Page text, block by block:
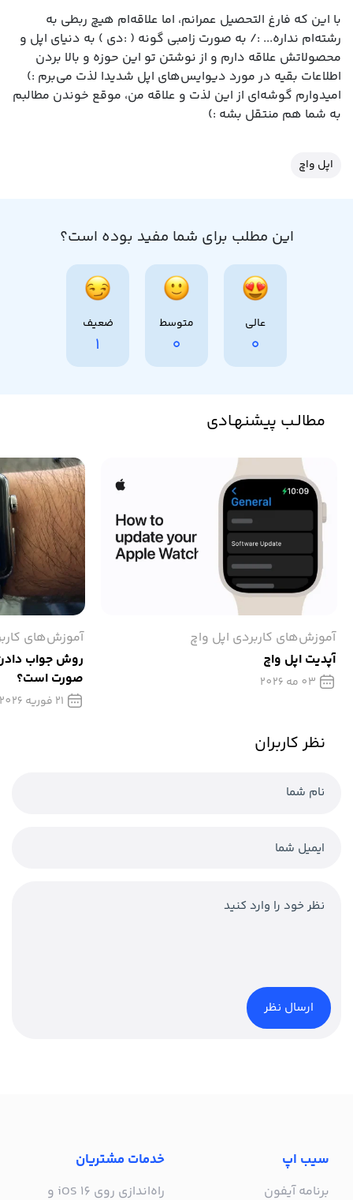
با این که فارغ التحصیل عمرانم، اما علاقه‌ام هیچ ربطی به
رشته‌ام نداره... :/ به صورت زامبی گونه ( :دی ) به دنیای اپل و
محصولاتش علاقه دارم و از نوشتن تو این حوزه و بالا بردن
اطلاعات بقیه در مورد دیوایس‌های اپل شدیدا لذت می‌برم :)
امیدوارم گوشه‌ای از این لذت و علاقه من، موقع خوندن مطالبم
به شما هم منتقل بشه :)
اپل واچ
این مطلب برای شما مفید بوده است؟
عالی
0
متوسط
0
ضعیف
1
مطالـب پیشنهـادی
آموزش‌های کاربردی اپل واچ
آپدیت اپل واچ
03 مه 2026
آموزش‌های
روش جواب
صورت است؟
21 فوریه 2026
نظر کاربران
سیب اپ
برنامه آیفون
خدمات مشتریان
راه‌اندازی روی iOS 16 و